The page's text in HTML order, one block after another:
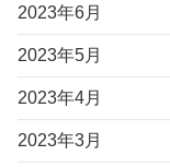
2023年6月
2023年5月
2023年4月
2023年3月